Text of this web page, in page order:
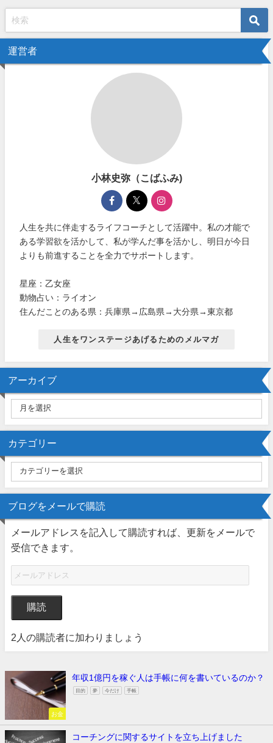
運営者
小林史弥（こばふみ)
人生を共に伴走するライフコーチとして活躍中。私の才能で
ある学習欲を活かして、私が学んだ事を活かし、明日が今日
よりも前進することを全力でサポートします。
星座：乙女座
動物占い：ライオン
住んだことのある県：兵庫県→広島県→大分県→東京都
人生をワンステージあげるためのメルマガ
アーカイブ
カテゴリー
ブログをメールで購読
メールアドレスを記入して購読すれば、更新をメールで
受信できます。
購読
2人の購読者に加わりましょう
お金
年収1億円を稼ぐ人は手帳に何を書いているのか？
目的 夢 今だけ 手帳
コーチングに関するサイトを立ち上げました